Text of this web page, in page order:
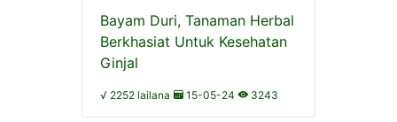
Bayam Duri, Tanaman Herbal
Berkhasiat Untuk Kesehatan
Ginjal
√ 2252 lailana 15-05-24 3243